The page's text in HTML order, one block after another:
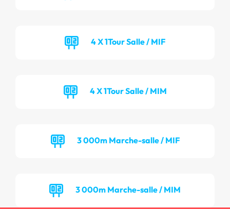
4 X 1Tour Salle / MIF
4 X 1Tour Salle / MIM
3 000m Marche-salle / MIF
3 000m Marche-salle / MIM